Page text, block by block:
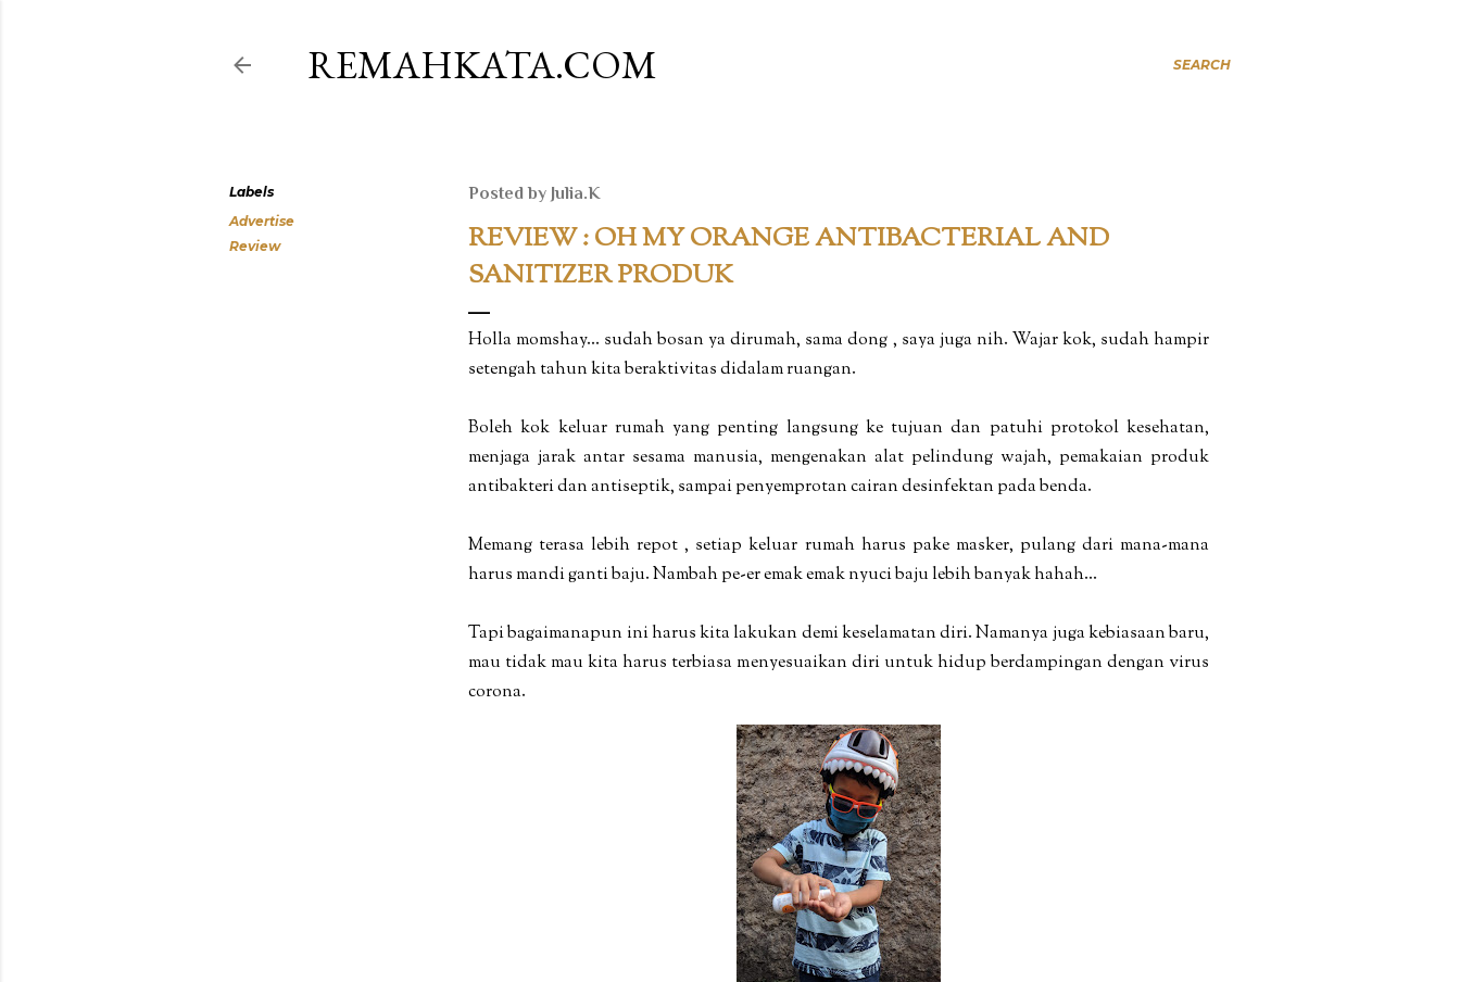
SEARCH
REMAHKATA.COM
Labels
Advertise
Review
Posted by Julia.K
REVIEW : OH MY ORANGE ANTIBACTERIAL AND
SANITIZER PRODUK
Holla momshay... sudah bosan ya dirumah, sama dong , saya juga nih. Wajar kok, sudah hampir
setengah tahun kita beraktivitas didalam ruangan.
Boleh kok keluar rumah yang penting langsung ke tujuan dan patuhi protokol kesehatan,
menjaga jarak antar sesama manusia, mengenakan alat pelindung wajah, pemakaian produk
antibakteri dan antiseptik, sampai penyemprotan cairan desinfektan pada benda.
Memang terasa lebih repot , setiap keluar rumah harus pake masker, pulang dari mana-mana
harus mandi ganti baju. Nambah pe-er emak emak nyuci baju lebih banyak hahah...
Tapi bagaimanapun ini harus kita lakukan demi keselamatan diri. Namanya juga kebiasaan baru,
mau tidak mau kita harus terbiasa menyesuaikan diri untuk hidup berdampingan dengan virus
corona.